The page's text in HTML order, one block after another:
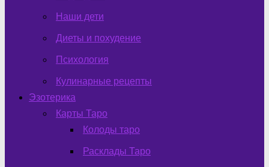
Наши дети
Диеты и похудение
Психология
Кулинарные рецепты
Эзотерика
Карты Таро
Колоды таро
Расклады Таро